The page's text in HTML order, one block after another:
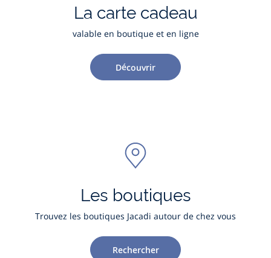
La carte cadeau
valable en boutique et en ligne
Découvrir
Les boutiques
Trouvez les boutiques Jacadi autour de chez vous
Rechercher